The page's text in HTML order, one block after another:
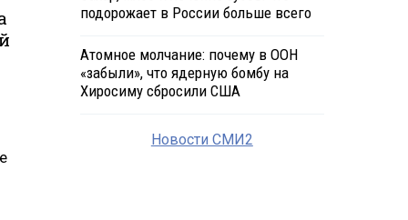
подорожает в России больше всего
Атомное молчание: почему в ООН
«забыли», что ядерную бомбу на
Хиросиму сбросили США
Новости СМИ2